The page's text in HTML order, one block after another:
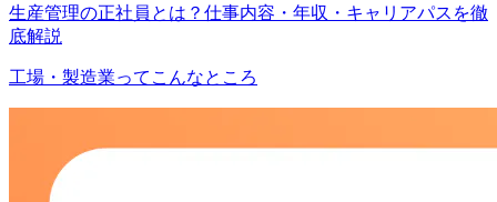
生産管理の正社員とは？仕事内容・年収・キャリアパスを徹
底解説
工場・製造業ってこんなところ